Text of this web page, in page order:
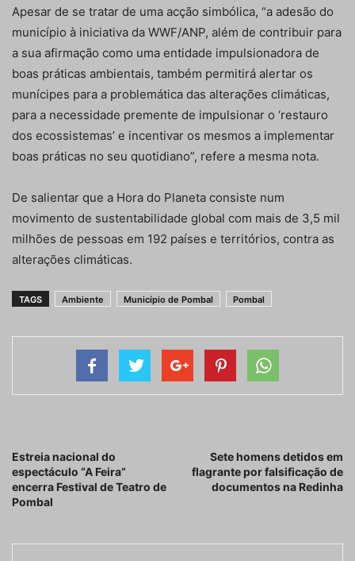
Apesar de se tratar de uma acção simbólica, “a adesão do
município à iniciativa da WWF/ANP, além de contribuir para
a sua afirmação como uma entidade impulsionadora de
boas práticas ambientais, também permitirá alertar os
munícipes para a problemática das alterações climáticas,
para a necessidade premente de impulsionar o ‘restauro
dos ecossistemas’ e incentivar os mesmos a implementar
boas práticas no seu quotidiano”, refere a mesma nota.
De salientar que a Hora do Planeta consiste num
movimento de sustentabilidade global com mais de 3,5 mil
milhões de pessoas em 192 países e territórios, contra as
alterações climáticas.
TAGS Ambiente Município de Pombal Pombal
Estreia nacional do
espectáculo “A Feira”
encerra Festival de Teatro de
Pombal
Sete homens detidos em
flagrante por falsificação de
documentos na Redinha